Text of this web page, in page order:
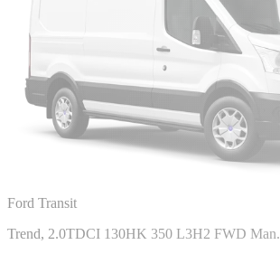
Ford Transit
Trend, 2.0TDCI 130HK 350 L3H2 FWD Man.